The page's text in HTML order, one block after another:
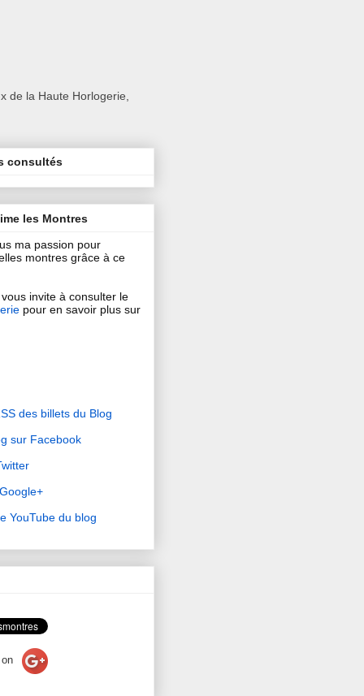
de la Haute Horlogerie,
consultés
les Montres
ma passion pour
montres grâce à ce
invite à consulter le
pour en savoir plus sur
des billets du Blog
sur Facebook
YouTube du blog
on